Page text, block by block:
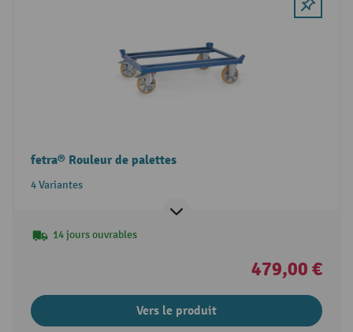
fetra® Rouleur de palettes
4 Variantes
14 jours ouvrables
479,00 €
Vers le produit